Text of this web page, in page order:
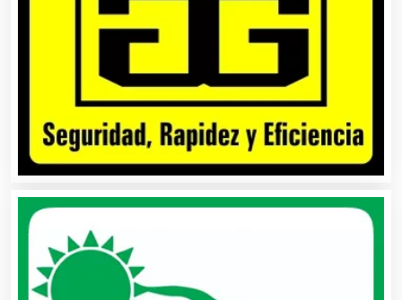
Audio, Sonido e Iluminación
Audios para Eventos
Autobuses